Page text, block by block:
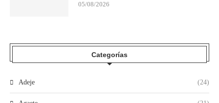
05/08/2026
Categorías
Adeje (24)